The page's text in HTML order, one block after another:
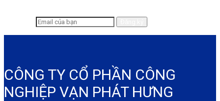
CÔNG TY CỔ PHẦN CÔNG
NGHIỆP VẠN PHÁT HƯNG